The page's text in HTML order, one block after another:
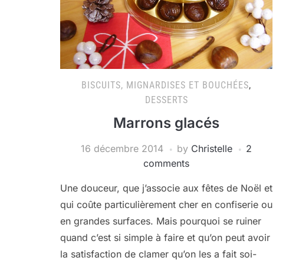
BISCUITS, MIGNARDISES ET BOUCHÉES,
DESSERTS
Marrons glacés
16 décembre 2014 by Christelle
2
comments
Une douceur, que j’associe aux fêtes de Noël et
qui coûte particulièrement cher en confiserie ou
en grandes surfaces. Mais pourquoi se ruiner
quand c’est si simple à faire et qu’on peut avoir
la satisfaction de clamer qu’on les a fait soi-